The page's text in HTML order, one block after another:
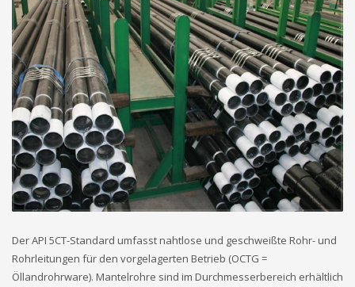
Der API 5CT-Standard umfasst nahtlose und geschweißte Rohr- und
Rohrleitungen für den vorgelagerten Betrieb (OCTG =
Öllandrohrware). Mantelrohre sind im Durchmesserbereich erhältlich